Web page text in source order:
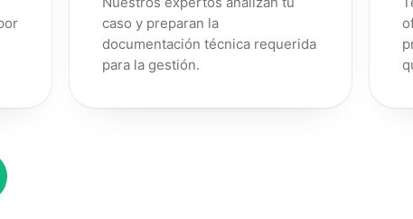
caso y preparan la
documentación técnica requerida
para la gestión.